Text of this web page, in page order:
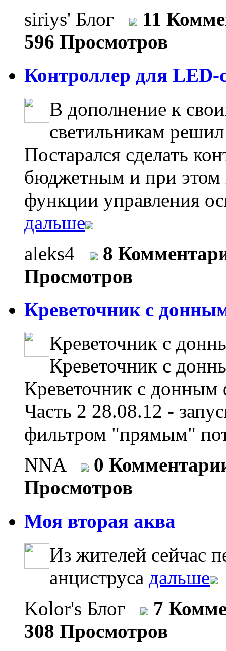
siriys' Блог
11
596 Просмотров
Контроллер для LED-
В дополнение к
светильникам
Постарался сделать
бюджетным и при
функции управления
дальше
aleks4
8
Просмотров
Креветочник с
Креветочник с
Креветочник с
Креветочник с
Часть 2 28.08.12 -
фильтром "прямым"
NNA
0
Просмотров
Моя вторая аква
Из жителей сейчас
анциструса дальше
Kolor's Блог
7
308 Просмотров